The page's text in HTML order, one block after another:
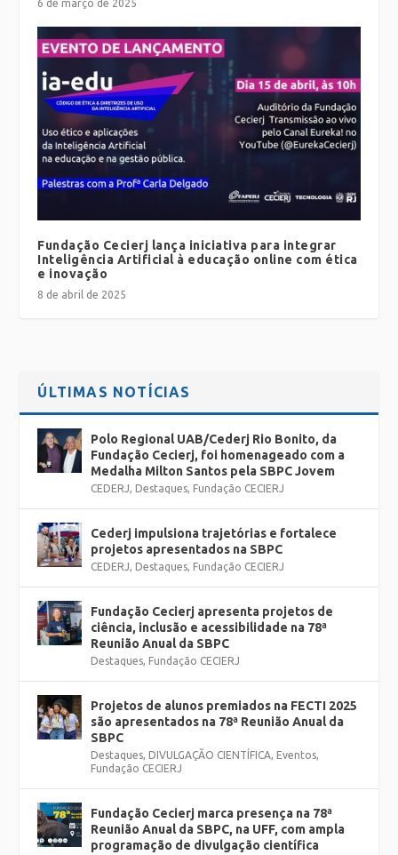
6 de março de 2025
Fundação Cecierj lança iniciativa para integrar
Inteligência Artificial à educação online com ética
e inovação
8 de abril de 2025
ÚLTIMAS NOTÍCIAS
Polo Regional UAB/Cederj Rio Bonito, da
Fundação Cecierj, foi homenageado com a
Medalha Milton Santos pela SBPC Jovem
CEDERJ, Destaques, Fundação CECIERJ
Cederj impulsiona trajetórias e fortalece
projetos apresentados na SBPC
CEDERJ, Destaques, Fundação CECIERJ
Fundação Cecierj apresenta projetos de
ciência, inclusão e acessibilidade na 78ª
Reunião Anual da SBPC
Destaques, Fundação CECIERJ
Projetos de alunos premiados na FECTI 2025
são apresentados na 78ª Reunião Anual da
SBPC
Destaques, DIVULGAÇÃO CIENTÍFICA, Eventos,
Fundação CECIERJ
Fundação Cecierj marca presença na 78ª
Reunião Anual da SBPC, na UFF, com ampla
programação de divulgação científica